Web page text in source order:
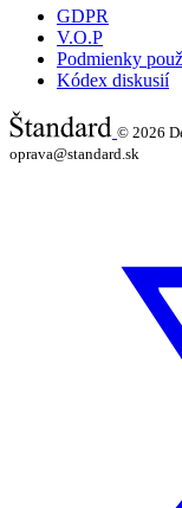
GDPR
V.O.P
Podmienky
Kódex diskusií
© 2026
oprava@standard.sk